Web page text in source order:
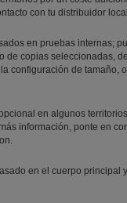
con tu distribuidor
en pruebas internas;
de copias seleccionadas,
configuración de tamaño,
en algunos
información, ponte en
en el cuerpo principal